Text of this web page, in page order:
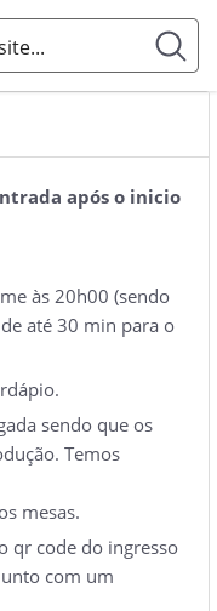
após o inicio
às 20h00 (sendo
até 30 min para o
sendo que os
Temos
mesas.
qr code do ingresso
com um